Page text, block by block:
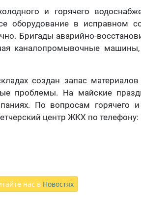
и горячего
оборудование в исправном
Бригады аварийно-
каналопромывочные
создан запас
проблемы. На майские
По вопросам горячего
центр ЖКХ по
нас в Новостях